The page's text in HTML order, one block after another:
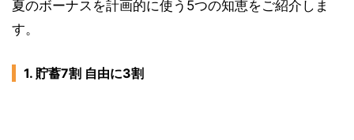
夏のボーナスを計画的に使う5つの知恵をご紹介しま
す。
1. 貯蓄7割 自由に3割